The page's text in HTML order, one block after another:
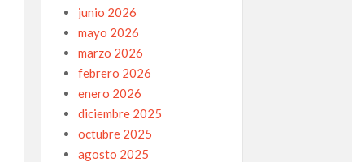
junio 2026
mayo 2026
marzo 2026
febrero 2026
enero 2026
diciembre 2025
octubre 2025
agosto 2025